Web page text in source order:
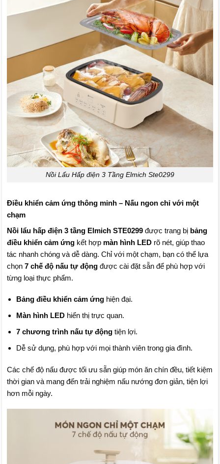
Nồi Lẩu Hấp điện 3 Tầng Elmich Ste0299
Điều khiển cảm ứng thông minh – Nấu ngon chỉ với một
chạm
Nồi lẩu hấp điện 3 tầng Elmich STE0299được trang bị bảng
điều khiển cảm ứngkết hợp màn hình LEDrõ nét, giúp thao
tác nhanh chóng và dễ dàng. Chỉ với một chạm, bạn có thể lựa
chọn 7 chế độ nấu tự độngđược cài đặt sẵn để phù hợp với
từng loại thực phẩm.
Bảng điều khiển cảm ứng hiện đại.
Màn hình LED hiển thị trực quan.
7 chương trình nấu tự động tiện lợi.
Dễ sử dụng, phù hợp với mọi thành viên trong gia đình.
Các chế độ nấu được tối ưu sẵn giúp món ăn chín đều, tiết kiệm
thời gian và mang đến trải nghiệm nấu nướng đơn giản, tiện lợi
hơn mỗi ngày.